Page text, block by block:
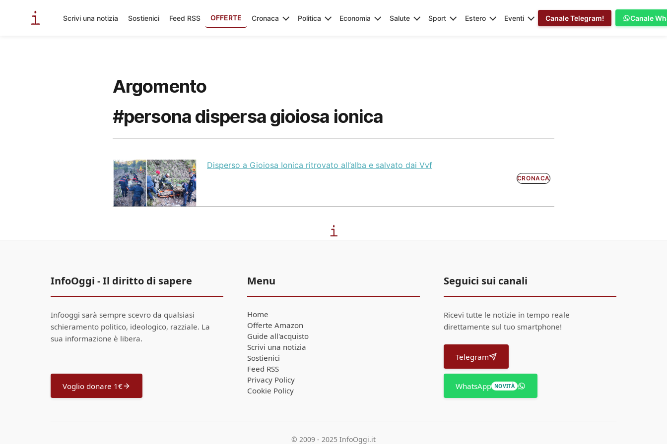
Scrivi una notizia Sostienici Feed RSS OFFERTE Cronaca Politica Economia Salute Sport Estero Eventi Canale Telegram! Canale
Argomento
#persona dispersa gioiosa ionica
Disperso a Gioiosa Ionica ritrovato all’alba e salvato dai Vvf
CRONACA
InfoOggi - Il diritto di sapere
Infooggi sarà sempre scevro da qualsiasi
schieramento politico, ideologico, razziale. La
sua informazione è libera.
Voglio donare 1€
Menu
Home
Offerte Amazon
Guide all'acquisto
Scrivi una notizia
Sostienici
Feed RSS
Privacy Policy
Cookie Policy
Seguici sui canali
Ricevi tutte le notizie in tempo reale
direttamente sul tuo smartphone!
Telegram
WhatsApp NOVITÀ
© 2009 - 2025 InfoOggi.it